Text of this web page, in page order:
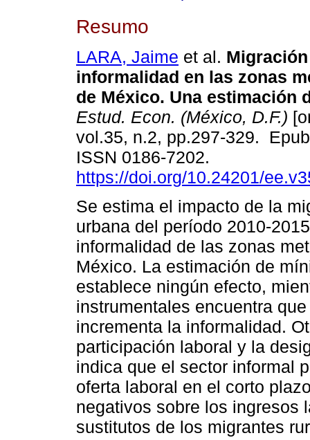
Resumo
LARA, Jaime et al.
informalidad en las zonas
de México. Una estimación
Estud. Econ. (México, D.F.)
vol.35, n.2, pp.297-329.
ISSN 0186-7202.
https://doi.org/10.24201/
Se estima el impacto de la
urbana del período 2010-
informalidad de las zonas
México. La estimación de
establece ningún efecto,
instrumentales encuentra
incrementa la informalidad.
participación laboral y la
indica que el sector informal
oferta laboral en el corto
negativos sobre los ingresos
sustitutos de los migrantes